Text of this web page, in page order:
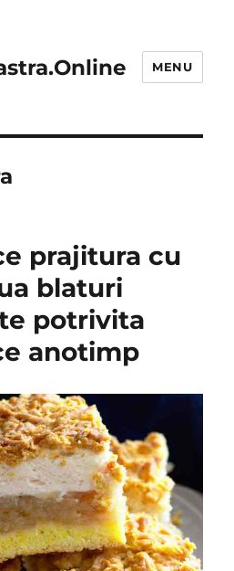
MENU
prajitura cu
blaturi
potrivita
anotimp